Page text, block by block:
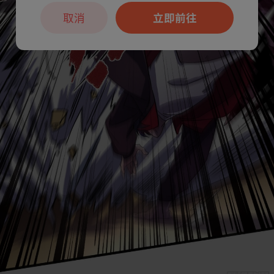
立即前往
取消